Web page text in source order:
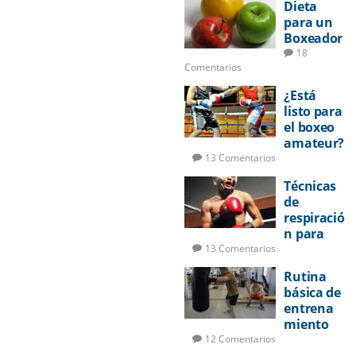
a boxear
Dieta
para un
Boxeador
18
Comentarios
¿Está
listo para
el boxeo
amateur?
13 Comentarios
Técnicas
de
respiració
n para
13 Comentarios
Rutina
básica de
entrena
miento
12 Comentarios